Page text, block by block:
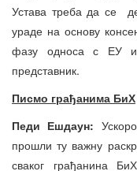
Устава треба да се
ураде на основу
фазу односа с ЕУ и
представник.
Писмо грађанима БиХ
Педи Ешдаун:
прошли ту важну
сваког грађанина